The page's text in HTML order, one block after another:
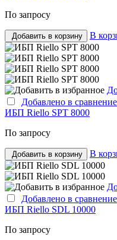
По запросу
Добавить в корзину В
Добавлено в сравнение
ИБП Riello SPT 8000
По запросу
Добавить в корзину В
Добавлено в сравнение
ИБП Riello SDL 10000
По запросу